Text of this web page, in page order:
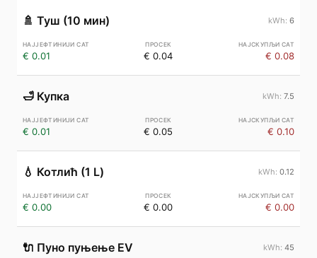
🚿 Туш (10 мин) 6
€ 0.01 € 0.04 € 0.08
🛁 Купка 7.5
€ 0.01 € 0.05 € 0.10
💧 Котлић (1 L) 0.12
€ 0.00 € 0.00 € 0.00
🔌 Пуно пуњење EV 45